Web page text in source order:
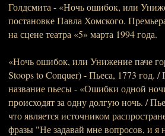
Голдсмита - «Ночь ошибок, или
постановке Павла Хомского.
на сцене театра «5» марта 1994 года.
«Ночь ошибок, или Унижение паче
Stoops to Conquer) - Пьеса, 1773 год. /
название пьесы - «Ошибки одной
происходят за одну долгую ночь. /
что является источником
фразы "Не задавай мне вопросов, и я